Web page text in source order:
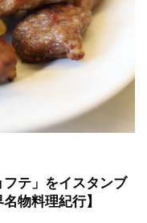
フテ」をイスタンブ
物料理紀行】